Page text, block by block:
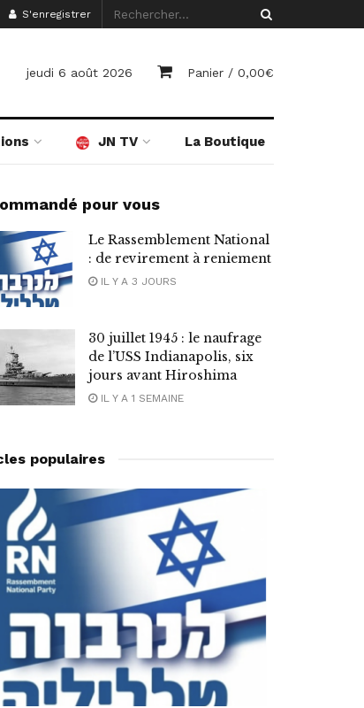
S'enregistrer
jeudi 6 août 2026 Panier / 0,00€
JN TV La Boutique
pour vous
Le Rassemblement National
: de revirement à reniement
IL Y A 3 JOURS
30 juillet 1945 : le naufrage
de l’USS Indianapolis, six
jours avant Hiroshima
IL Y A 1 SEMAINE
populaires